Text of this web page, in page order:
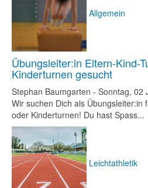
Allgemein
Übungsleiter:in Eltern-Kind-
Kinderturnen gesucht
Stephan Baumgarten - Sonntag, 02
Wir suchen Dich als Übungsleiter:in
oder Kinderturnen! Du hast Spass...
Leichtathletik